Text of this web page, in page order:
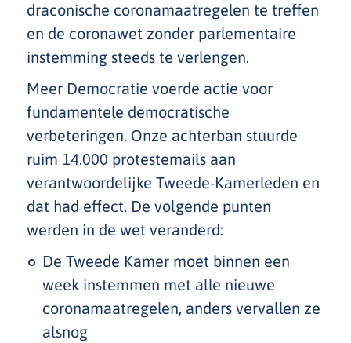
draconische coronamaatregelen te treffen
en de coronawet zonder parlementaire
instemming steeds te verlengen.
Meer Democratie voerde actie voor
fundamentele democratische
verbeteringen. Onze achterban stuurde
ruim 14.000 protestemails aan
verantwoordelijke Tweede-Kamerleden en
dat had effect. De volgende punten
werden in de wet veranderd:
De Tweede Kamer moet binnen een
week instemmen met alle nieuwe
coronamaatregelen, anders vervallen ze
alsnog